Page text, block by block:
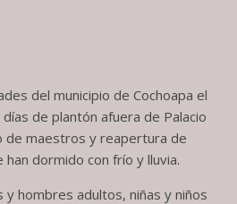
del municipio de Cochoapa el
de plantón afuera de Palacio
de maestros y reapertura de
dormido con frío y lluvia.
y hombres adultos, niñas y niños